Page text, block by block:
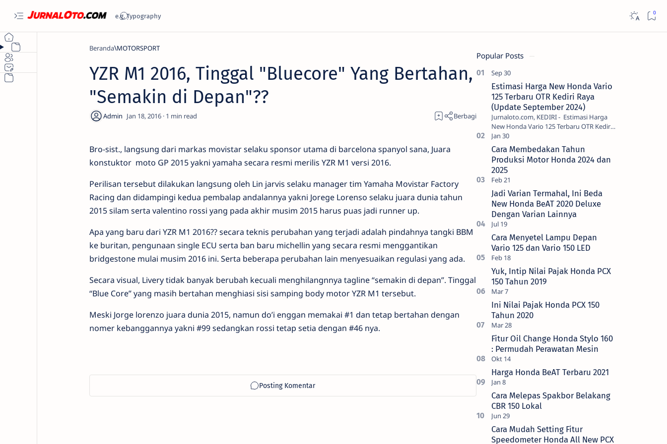
Beranda MOTORSPORT
YZR M1 2016, Tinggal "Bluecore" Yang Bertahan,
"Semakin di Depan"??
1
Bro-sist., langsung dari markas movistar selaku sponsor utama di barcelona spanyol sana, Juara
konstuktor moto GP 2015 yakni yamaha secara resmi merilis YZR M1 versi 2016.
Perilisan tersebut dilakukan langsung oleh Lin jarvis selaku manager tim Yamaha Movistar Factory
Racing dan didampingi kedua pembalap andalannya yakni Jorege Lorenso selaku juara dunia tahun
2015 silam serta valentino rossi yang pada akhir musim 2015 harus puas jadi runner up.
Apa yang baru dari YZR M1 2016?? secara teknis perubahan yang terjadi adalah pindahnya tangki BBM
ke buritan, pengunaan single ECU serta ban baru michellin yang secara resmi menggantikan
bridgestone mulai musim 2016 ini. Serta beberapa perubahan lain menyesuaikan regulasi yang ada.
Secara visual, Livery tidak banyak berubah kecuali menghilangnnya tagline “semakin di depan”. Tinggal
“Blue Core” yang masih bertahan menghiasi sisi samping body motor YZR M1 tersebut.
Meski Jorge lorenzo juara dunia 2015, namun do’i enggan memakai #1 dan tetap bertahan dengan
nomer kebanggannya yakni #99 sedangkan rossi tetap setia dengan #46 nya.
Popular Posts
Estimasi Harga New Honda Vario
125 Terbaru OTR Kediri Raya
(Update September 2024)
Jurnaloto.com, KEDIRI - Estimasi Harga
New Honda Vario 125 Terbaru OTR Kediri
Raya (Update September 2024) Brosis
sekalian, PT Astra Honda Motor (AH…
Cara Membedakan Tahun
Produksi Motor Honda 2024 dan
2025
Jadi Varian Termahal, Ini Beda
New Honda BeAT 2020 Deluxe
Dengan Varian Lainnya
Cara Menyetel Lampu Depan
Vario 125 dan Vario 150 LED
Yuk, Intip Nilai Pajak Honda PCX
150 Tahun 2019
Ini Nilai Pajak Honda PCX 150
Tahun 2020
Fitur Oil Change Honda Stylo 160
: Permudah Perawatan Mesin
Harga Honda BeAT Terbaru 2021
Cara Melepas Spakbor Belakang
CBR 150 Lokal
Cara Mudah Setting Fitur
Speedometer Honda All New PCX